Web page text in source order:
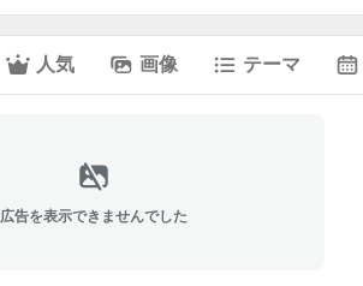
人気 画像 テーマ
広告を表示できませんでした